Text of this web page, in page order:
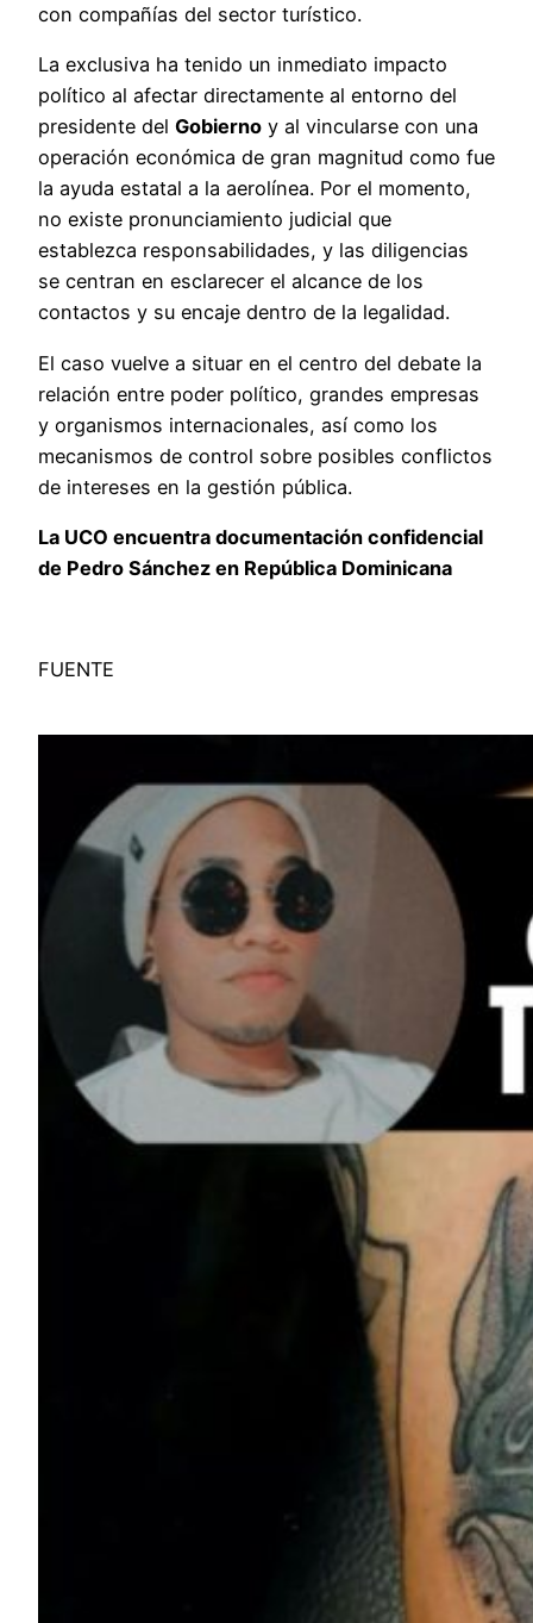
con compañías del sector turístico.
La exclusiva ha tenido un inmediato impacto
político al afectar directamente al entorno del
presidente del Gobierno y al vincularse con una
operación económica de gran magnitud como fue
la ayuda estatal a la aerolínea. Por el momento,
no existe pronunciamiento judicial que
establezca responsabilidades, y las diligencias
se centran en esclarecer el alcance de los
contactos y su encaje dentro de la legalidad.
El caso vuelve a situar en el centro del debate la
relación entre poder político, grandes empresas
y organismos internacionales, así como los
mecanismos de control sobre posibles conflictos
de intereses en la gestión pública.
La UCO encuentra documentación confidencial
de Pedro Sánchez en República Dominicana
FUENTE